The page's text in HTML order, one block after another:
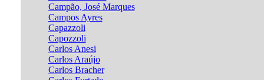
Campão, José Marques
Campos Ayres
Capazzoli
Capozzoli
Carlos Anesi
Carlos Araújo
Carlos Bracher